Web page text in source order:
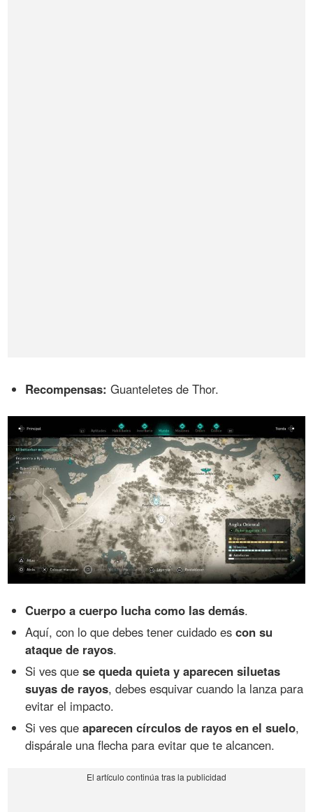
Recompensas: Guanteletes de Thor.
Cuerpo a cuerpo lucha como las demás.
Aquí, con lo que debes tener cuidado escon su
ataque de rayos.
Si ves quese queda quieta y aparecen siluetas
suyas de rayos, debes esquivar cuando la lanza para
evitar el impacto.
Si ves queaparecen círculos de rayos en el suelo,
dispárale una flecha para evitar que te alcancen.